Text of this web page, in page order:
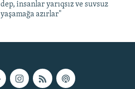
dep, insanlar yarıqsız ve suvsuz
yaşamağa azırlar"